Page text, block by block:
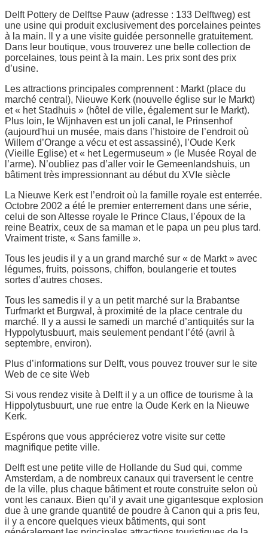
Delft Pottery de Delftse Pauw (adresse : 133 Delftweg) est
une usine qui produit exclusivement des porcelaines peintes
à la main. Il y a une visite guidée personnelle gratuitement.
Dans leur boutique, vous trouverez une belle collection de
porcelaines, tous peint à la main. Les prix sont des prix
d’usine.
Les attractions principales comprennent : Markt (place du
marché central), Nieuwe Kerk (nouvelle église sur le Markt)
et « het Stadhuis » (hôtel de ville, également sur le Markt).
Plus loin, le Wijnhaven est un joli canal, le Prinsenhof
(aujourd'hui un musée, mais dans l’histoire de l’endroit où
Willem d’Orange a vécu et est assassiné), l’Oude Kerk
(Vieille Eglise) et « het Legermuseum » (le Musée Royal de
l’arme). N’oubliez pas d’aller voir le Gemeenlandshuis, un
bâtiment très impressionnant au début du XVIe siècle
La Nieuwe Kerk est l’endroit où la famille royale est enterrée.
Octobre 2002 a été le premier enterrement dans une série,
celui de son Altesse royale le Prince Claus, l’époux de la
reine Beatrix, ceux de sa maman et le papa un peu plus tard.
Vraiment triste, « Sans famille ».
Tous les jeudis il y a un grand marché sur « de Markt » avec
légumes, fruits, poissons, chiffon, boulangerie et toutes
sortes d’autres choses.
Tous les samedis il y a un petit marché sur la Brabantse
Turfmarkt et Burgwal, à proximité de la place centrale du
marché. Il y a aussi le samedi un marché d’antiquités sur la
Hyppolytusbuurt, mais seulement pendant l’été (avril à
septembre, environ).
Plus d’informations sur Delft, vous pouvez trouver sur le site
Web de ce site Web
Si vous rendez visite à Delft il y a un office de tourisme à la
Hippolytusbuurt, une rue entre la Oude Kerk en la Nieuwe
Kerk.
Espérons que vous apprécierez votre visite sur cette
magnifique petite ville.
Delft est une petite ville de Hollande du Sud qui, comme
Amsterdam, a de nombreux canaux qui traversent le centre
de la ville, plus chaque bâtiment et route construite selon où
vont les canaux. Bien qu’il y avait une gigantesque explosion
due à une grande quantité de poudre à Canon qui a pris feu,
il y a encore quelques vieux bâtiments, qui sont